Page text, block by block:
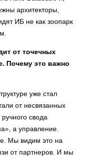
архитекторы,
ИБ не как зоопарк
от точечных
Почему это важно
уже стал
от несвязанных
свода
а управление.
Мы видим это на
от партнеров. И мы